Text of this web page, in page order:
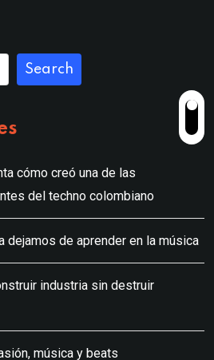
Search
cómo creó una de las
del techno colombiano
dejamos de aprender en la música
industria sin destruir
música y beats